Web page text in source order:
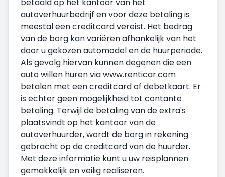
autoverhuurbedrijf en voor deze betaling is
meestal een creditcard vereist. Het bedrag
van de borg kan variëren afhankelijk van het
door u gekozen automodel en de huurperiode.
Als gevolg hiervan kunnen degenen die een
auto willen huren via www.renticar.com
betalen met een creditcard of debetkaart. Er
is echter geen mogelijkheid tot contante
betaling. Terwijl de betaling van de extra's
plaatsvindt op het kantoor van de
autoverhuurder, wordt de borg in rekening
gebracht op de creditcard van de huurder.
Met deze informatie kunt u uw reisplannen
gemakkelijk en veilig realiseren.